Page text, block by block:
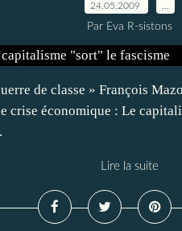
24.05.2009
Par Eva R-sistons
de classe » François
crise économique : Le
Lire la suite